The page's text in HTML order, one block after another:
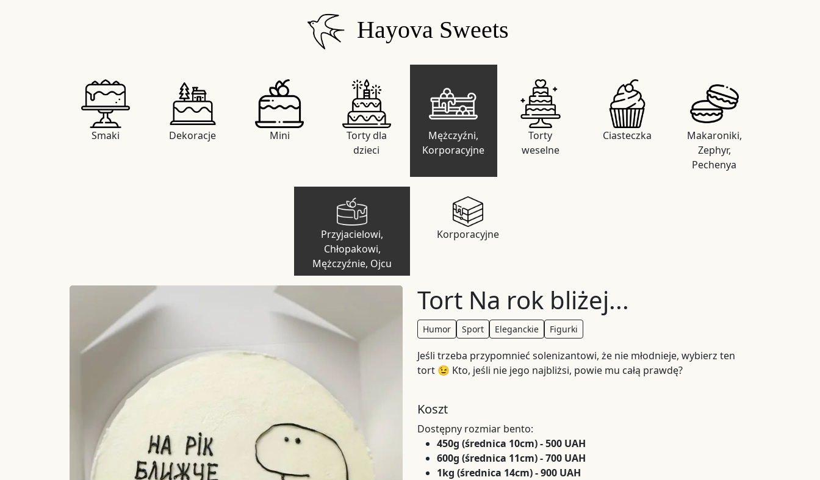
Hayova Sweets
Smaki Dekoracje Mini
Torty dla
dzieci
Mężczyźni,
Korporacyjne
Torty
weselne
Ciasteczka
Makaroniki,
Zephyr,
Pechenya
Przyjacielowi,
Chłopakowi,
Mężczyźnie, Ojcu
Korporacyjne
Tort Na rok bliżej...
Humor Sport Eleganckie Figurki
Jeśli trzeba przypomnieć solenizantowi, że nie młodnieje, wybierz ten
tort 😉 Kto, jeśli nie jego najbliżsi, powie mu całą prawdę?
Koszt
Dostępny rozmiar bento:
450g (średnica 10cm) - 500 UAH
600g (średnica 11cm) - 700 UAH
1kg (średnica 14cm) - 900 UAH